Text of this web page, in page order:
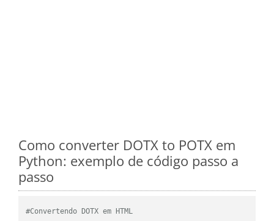
Como converter DOTX to POTX em
Python: exemplo de código passo a
passo
#Convertendo DOTX em HTML